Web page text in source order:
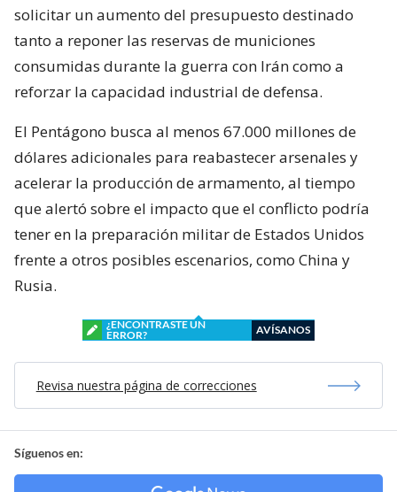
solicitar un aumento del presupuesto destinado
tanto a reponer las reservas de municiones
consumidas durante la guerra con Irán como a
reforzar la capacidad industrial de defensa.
El Pentágono busca al menos 67.000 millones de
dólares adicionales para reabastecer arsenales y
acelerar la producción de armamento, al tiempo
que alertó sobre el impacto que el conflicto podría
tener en la preparación militar de Estados Unidos
frente a otros posibles escenarios, como China y
Rusia.
¿ENCONTRASTE UN
ERROR?
AVÍSANOS
Revisa nuestra página de correcciones
Síguenos en: